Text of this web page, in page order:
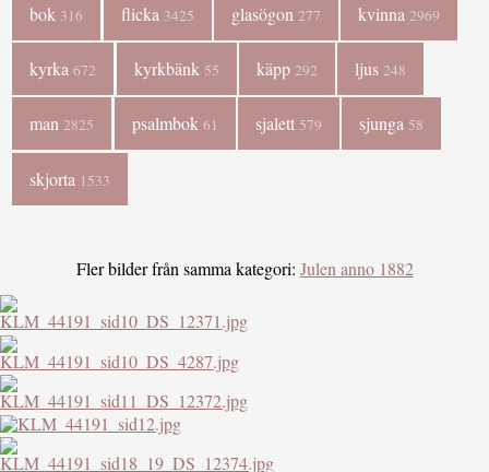
bok 316 flicka 3425 glasögon 277 kvinna 2969
kyrka672 kyrkbänk 55 käpp 292 ljus 248
man 2825 psalmbok 61 sjalett 579 sjunga 58
skjorta 1533
Fler bilder från samma kategori: Julen anno 1882